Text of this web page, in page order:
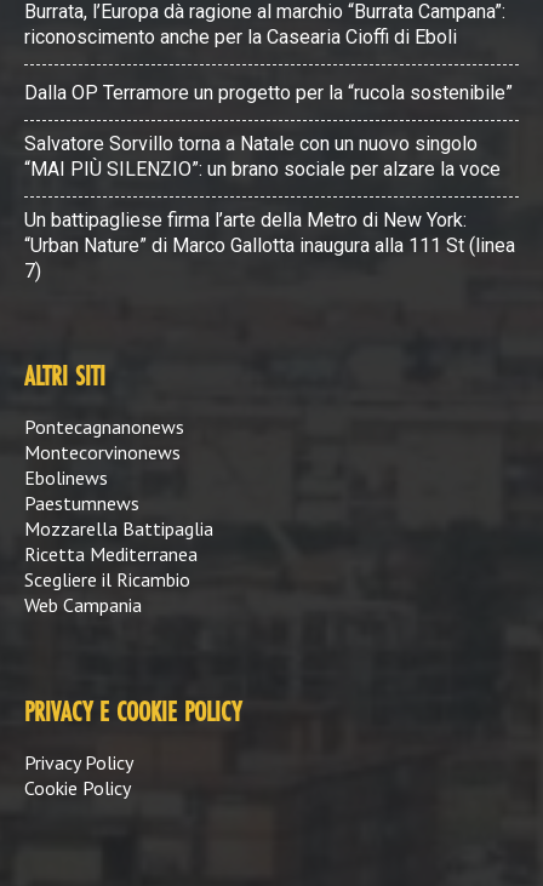
Burrata, l’Europa dà ragione al marchio “Burrata Campana”:
riconoscimento anche per la Casearia Cioffi di Eboli
Dalla OP Terramore un progetto per la “rucola sostenibile”
Salvatore Sorvillo torna a Natale con un nuovo singolo
“MAI PIÙ SILENZIO”: un brano sociale per alzare la voce
Un battipagliese firma l’arte della Metro di New York:
“Urban Nature” di Marco Gallotta inaugura alla 111 St (linea
7)
ALTRI SITI
Pontecagnanonews
Montecorvinonews
Ebolinews
Paestumnews
Mozzarella Battipaglia
Ricetta Mediterranea
Scegliere il Ricambio
Web Campania
PRIVACY E COOKIE POLICY
Privacy Policy
Cookie Policy